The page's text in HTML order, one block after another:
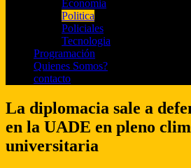
Economia
Politica
Policiales
Tecnologia
Programación
Quienes Somos?
contacto
La diplomacia sale a
en la UADE en pleno
universitaria